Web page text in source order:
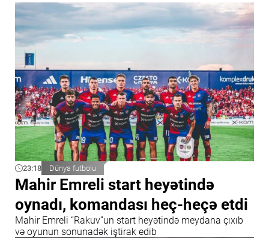
23:18 Dünya futbolu
Mahir Emreli start heyətində
oynadı, komandası heç-heçə etdi
Mahir Emreli “Rakuv”un start heyətində meydana çıxıb
və oyunun sonunadək iştirak edib